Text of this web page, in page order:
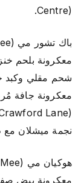
Centre).
باك تشور مي (Bak Chor Mee):
معكرونة بلحم
شحم مقلي وكبد
نجمة ميشلان مع
هوكيان مي (Hokkien Mee):
معكرونة بيض